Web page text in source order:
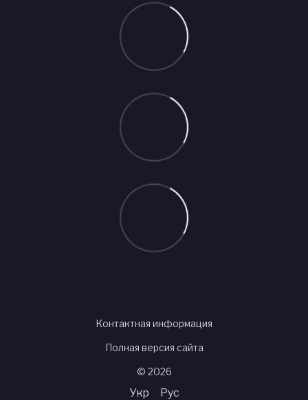
Контактная информация
Полная версия сайта
© 2026
Укр Рус